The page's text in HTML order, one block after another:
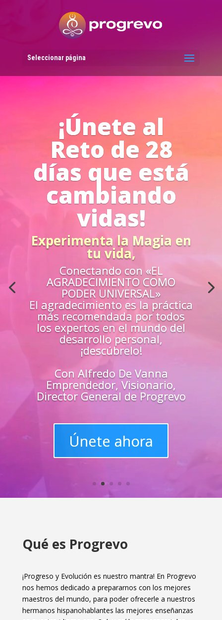
Seleccionar página
Líderes del
Progreso en
Acción
¿Sientes que no estás
preparado para los retos de la
vida?
Aprende«EN VIVO» de los mejores
guías y
maestros y superarte en todas las
áreas de tu vida
Únete y triunfa como un
líder del progreso
Qué es Progrevo
¡Progreso y Evolución es nuestro mantra! En Progrevo
nos hemos dedicado a prepararnos con los mejores
maestros del mundo, para poder ofrecerle a nuestros
hermanos hispanohablantes las mejores enseñanzas